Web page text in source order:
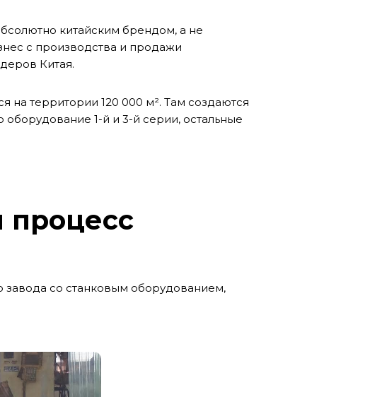
китайским брендом, а не
с производства и продажи
Китая.
на территории 120 000 м². Там создаются
1-й и 3-й серии, остальные
процесс
завода со станковым оборудованием,